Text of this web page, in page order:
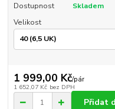
Dostupnost
Skladem
Velikost
1 999,00 Kč/pár
1 652,07 Kč bez DPH
Přidat